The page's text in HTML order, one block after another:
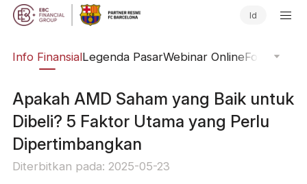
Id
Info FinansialLegenda PasarWebinar OnlineFokus
Apakah AMD Saham yang Baik untuk
Dibeli? 5 Faktor Utama yang Perlu
Dipertimbangkan
Diterbitkan pada: 2025-05-23